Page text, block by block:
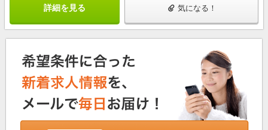
詳細を見る 気になる！